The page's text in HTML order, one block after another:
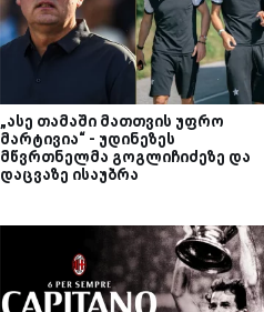
„ასე თამაში მათთვის უფრო
მარტივია“ - უდინეზეს
მწვრთნელმა გოგლიჩიძეზე და
დაცვაზე ისაუბრა